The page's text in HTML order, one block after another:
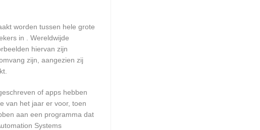
worden tussen hele grote
in . Wereldwijde
hiervan zijn
zijn, aangezien zij
of apps hebben
van het jaar er voor, toen
aan een programma dat
Systems